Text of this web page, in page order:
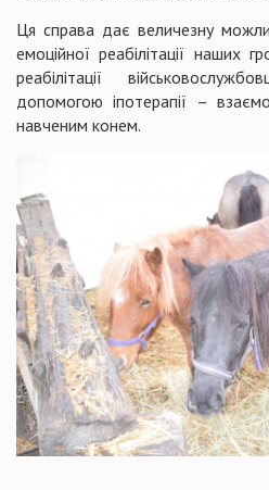
Ця справа дає величезну
емоційної реабілітації наших
реабілітації
допомогою іпотерапії –
навченим конем.